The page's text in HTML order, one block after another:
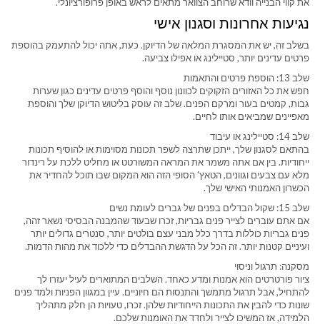
נגיעות אחרונות וסגנון אישי
בשלב זה, יש את המסגרת המלאה של הדיוקן. כעת, אתה יכול להתעמק בהוספת
פרטים עדינים יותר, סטיילינג או אפילו צביעה.
שלב 13: הוספת פרטים והתאמות
חפש את כל האזורים הזקוקים לכוונון נוסף והוסף פרטים עדינים כגון שערות
גבות, קמטים בעור ומרקם הפנים. שלב זה עוסק בליטוש הדיוקן שלך והוספת
מאפיינים שמביאים אותו לחיים.
שלב 14: סטיילינג או עיבוד
בהתאם לסגנון שלך, ייתכן שתרצה לשפר תכונות מסוימות או להוסיף תכונות
ייחודיות. בין אם אתה משמר את המראה המשורטט או מחליט ללכת על רינדור
מלא עם צבעים וגוונים, הטאץ' הסופי הזה הוא המקום שבו תוכל להחדיר את
הכשרון האמנותי האישי שלך.
שלב 15: שקול הבדלים בפנים של גברים לעומת נשים
אם אתם עוברים לצייר פנים גבריות, זכרו שבעוד שהמבנה הבסיסי נשאר זהה,
פנים גבריות כוללות בדרך כלל מבני עצם בולטים יותר, סנטרים גדולים יותר
ועיניים קטנות יותר. זה הכל על הדגשת ההבדלים כדי ללכוד את מהות הדמות.
מסקנה: תרגול וניסוי
ציור פורטרטים הוא אמנות ומדע כאחד. השלבים המתוארים לעיל יעזרו לך
להתחיל, אבל תרגול מתמשך והתנסות הם חיוניים. עיין במגוון הפניות ולמד פנים
שונות כדי להבין את התכונות הייחודיות שלהן. זכרו, טעויות הן חלק מתהליך
הלמידה, אז המשיכו לצייר ולחדד את האומנות שלכם.